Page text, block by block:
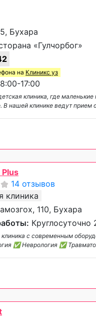
Бухара
«Гулчорбог»
на Клиникс уз
17:00
клиника, где
нашей клинике ведут
14 отзывов
клиника
110, Бухара
Круглосуточно
клиника с современным
✅ Неврология ✅